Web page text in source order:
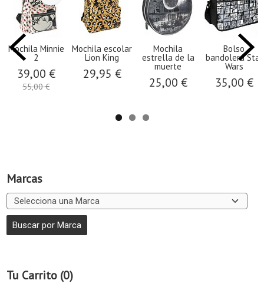
Marcas
Tu Carrito (0)
Mochila Minnie
2
39,00 €
55,00 €
Mochila escolar
Lion King
29,95 €
Mochila
estrella de la
muerte
25,00 €
Bolso
bandolera Star
Wars
35,00 €